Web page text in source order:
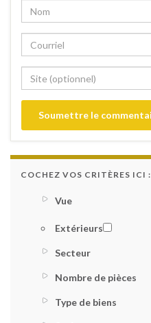
COCHEZ VOS CRITÈRES ICI :
Vue
Extérieurs
Secteur
Nombre de pièces
Type de biens